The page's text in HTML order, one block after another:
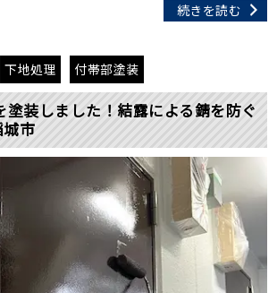
続きを読む
下地処理 付帯部塗装
塗装しました！結露による錆を防ぐ
市